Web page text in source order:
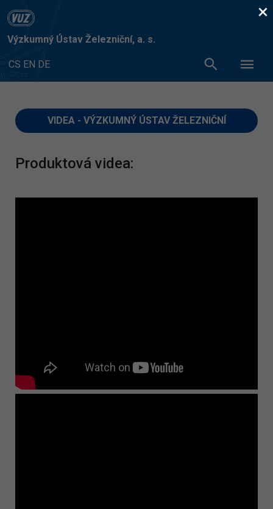
Výzkumný Ústav Železniční, a. s.
CS EN DE
VIDEA - VÝZKUMNÝ ÚSTAV ŽELEZNIČNÍ
Produktová videa:
×